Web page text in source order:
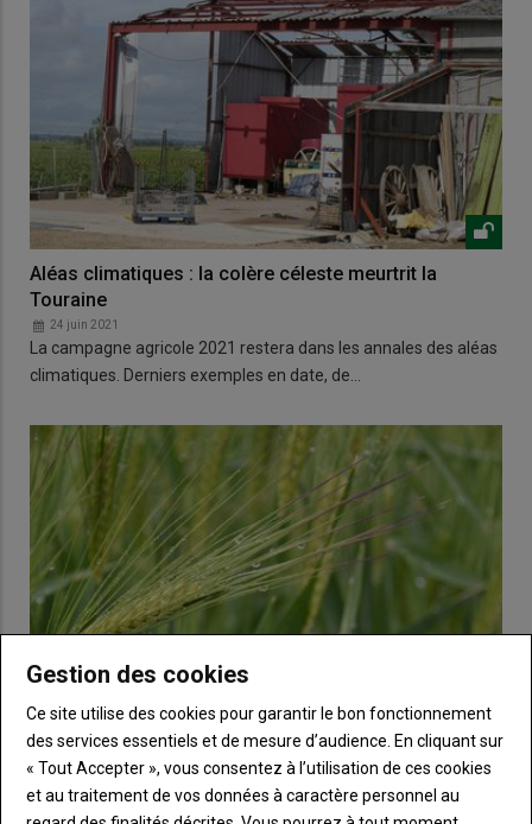
Aléas climatiques : la colère céleste meurtrit la
Touraine
24 juin 2021
La campagne agricole 2021 restera dans les annales des aléas
climatiques. Derniers exemples en date, de…
Suite aux aléas, des cultures "sur le fil"
20 mai 2021
Gestion des cookies
Ce site utilise des cookies pour garantir le bon fonctionnement
des services essentiels et de mesure d’audience. En cliquant sur
« Tout Accepter », vous consentez à l’utilisation de ces cookies
et au traitement de vos données à caractère personnel au